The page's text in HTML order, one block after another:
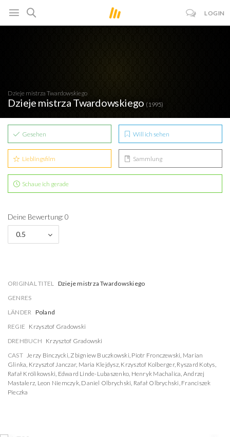
LOGIN
Dzieje mistrza Twardowskiego
Dzieje mistrza Twardowskiego (1995)
Gesehen Will ich sehen
Lieblingsfilm Sammlung
Schaue ich gerade
Deine Bewertung: 0
0.5
ORIGINAL TITEL Dzieje mistrza Twardowskiego
GENRES
LÄNDER Poland
REGIE Krzysztof Gradowski
DREHBUCH Krzysztof Gradowski
CAST Jerzy Binczycki,Zbigniew Buczkowski, Piotr Fronczewski, Marian
Glinka, Krzysztof Janczar, Maria Klejdysz, Krzysztof Kolberger, Ryszard Kotys,
Rafał Królikowski, Edward Linde-Lubaszenko, Henryk Machalica, Andrzej
Mastalerz, Leon Niemczyk, Daniel Olbrychski, Rafał Olbrychski, Franciszek
Pieczka